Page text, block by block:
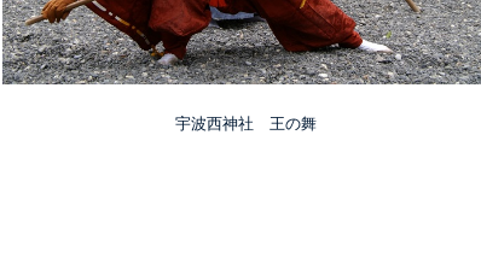
宇波西神社 王の舞